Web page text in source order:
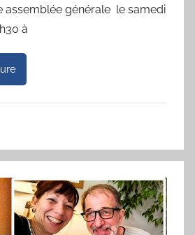
assemblée générale le samedi
à